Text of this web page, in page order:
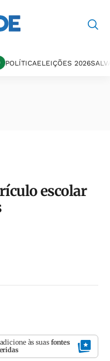
POLÍTICAELEIÇÕES 2026
escolar
às suas fontes